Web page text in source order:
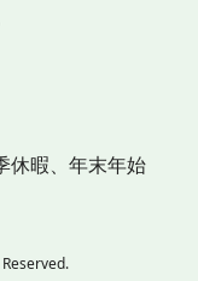
休暇、 年末年始